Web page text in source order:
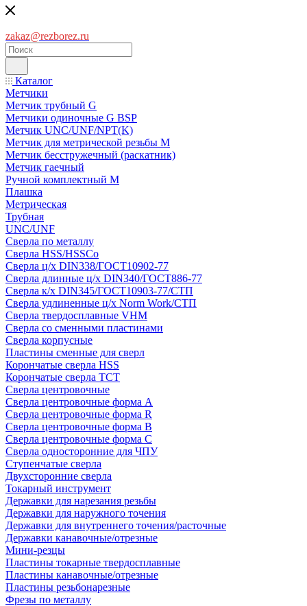
zakaz@rezborez.ru
Каталог
Метчики
Метчик трубный G
Метчики одиночные G BSP
Метчик UNC/UNF/NPT(K)
Метчик для метрической резьбы M
Метчик бесстружечный (раскатник)
Метчик гаечный
Ручной комплектный M
Плашка
Метрическая
Трубная
UNC/UNF
Сверла по металлу
Сверла HSS/HSSCo
Сверла ц/х DIN338/ГОСТ10902-77
Сверла длинные ц/х DIN340/ГОСТ886-77
Сверла к/х DIN345/ГОСТ10903-77/СТП
Сверла удлиненные ц/х Norm Work/СТП
Сверла твердосплавные VHM
Сверла со сменными пластинами
Сверла корпусные
Пластины сменные для сверл
Корончатые сверла HSS
Корончатые сверла TCT
Сверла центровочные
Сверла центровочные форма A
Сверла центровочные форма R
Сверла центровочные форма B
Сверла центровочные форма C
Сверла односторонние для ЧПУ
Ступенчатые сверла
Двухсторонние сверла
Токарный инструмент
Державки для нарезания резьбы
Державки для наружного точения
Державки для внутреннего точения/расточные
Державки канавочные/отрезные
Мини-резцы
Пластины токарные твердосплавные
Пластины канавочные/отрезные
Пластины резьбонарезные
Фрезы по металлу